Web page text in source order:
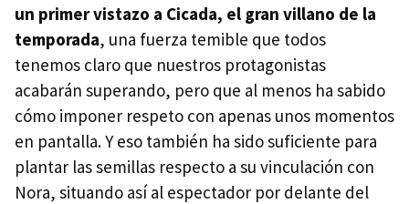
un primer vistazo a Cicada, el gran villano de la
temporada, una fuerza temible que todos
tenemos claro que nuestros protagonistas
acabarán superando, pero que al menos ha sabido
cómo imponer respeto con apenas unos momentos
en pantalla. Y eso también ha sido suficiente para
plantar las semillas respecto a su vinculación con
Nora, situando así al espectador por delante del